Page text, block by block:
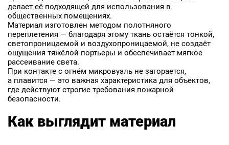
делает её подходящей для использования в
общественных помещениях.
Материал изготовлен методом полотняного
переплетения — благодаря этому ткань остаётся тонкой,
светопроницаемой и воздухопроницаемой, не создаёт
ощущения тяжёлой портьеры и обеспечивает мягкое
рассеивание света.
При контакте с огнём микровуаль не загорается,
а плавится — это важная характеристика для объектов,
где действуют строгие требования пожарной
безопасности.
Как выглядит материал